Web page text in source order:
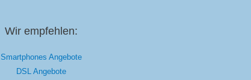
Wir empfehlen:
Smartphones Angebote
DSL Angebote